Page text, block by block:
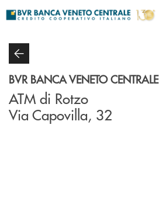
BVR BANCA VENETO CENTRALE
ATM di Rotzo
Via Capovilla, 32